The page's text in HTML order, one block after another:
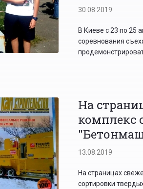
30.08.2019
В Киеве с 23 по 25
соревнования
На
комплекс
13.08.2019
На страницах
сортировки